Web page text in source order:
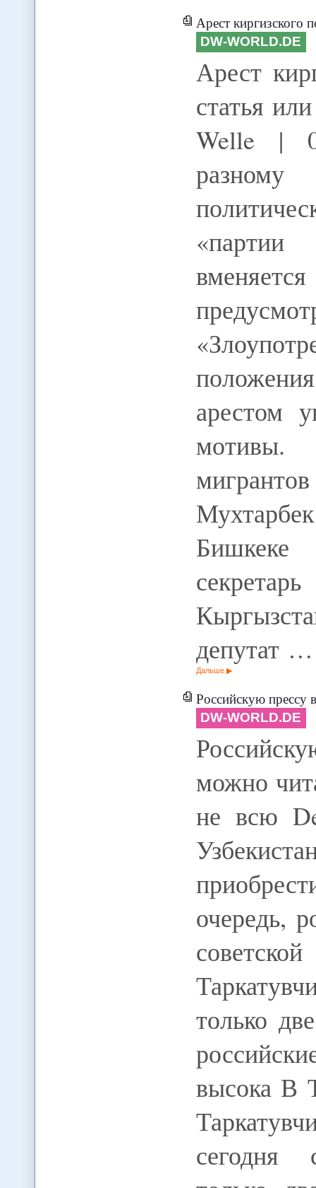
Арест киргизского
DW-WORLD.DE
Арест
статья
Welle |
разному
арестом
мотивы.
депутат …
Дальше
Российскую прессу в
DW-WORLD.DE
можно
не всю
очередь,
только
высока В
сегодня